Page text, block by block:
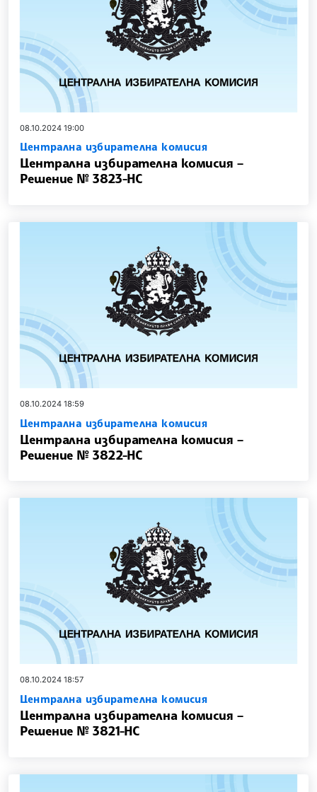
08.10.2024 19:00
Централна избирателна комисия
Централна избирателна комисия –
Решение № 3823-НС
08.10.2024 18:59
Централна избирателна комисия
Централна избирателна комисия –
Решение № 3822-НС
08.10.2024 18:57
Централна избирателна комисия
Централна избирателна комисия –
Решение № 3821-НС